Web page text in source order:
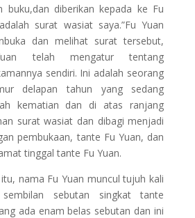
buku,dan diberikan kepada ke Fu
surat wasiat saya.”Fu Yuan
dan melihat surat tersebut,
telah mengatur tentang
sendiri. Ini adalah seorang
delapan tahun yang sedang
kematian dan di atas ranjang
surat wasiat dan dibagi menjadi
pembukaan, tante Fu Yuan, dan
tinggal tante Fu Yuan.
nama Fu Yuan muncul tujuh kali
sebutan singkat tante
ada enam belas sebutan dan ini